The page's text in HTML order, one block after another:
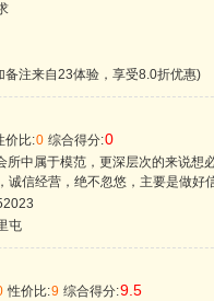
备注来自23体验，享受8.0折优惠)
价比:0 综合得分:0
所中属于模范，更深层次的来说想
诚信经营，绝不忽悠，主要是做好
屯
性价比:9 综合得分:9.5